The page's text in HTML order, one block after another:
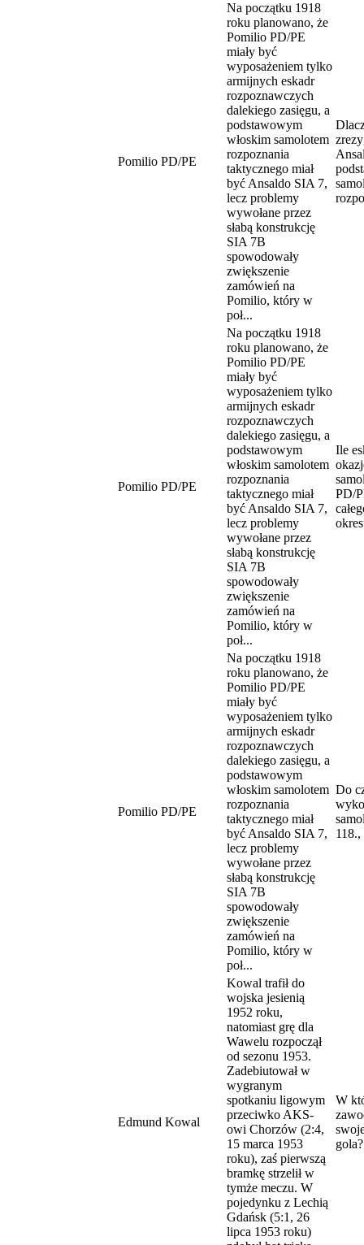
Pomilio PD/PE
Na początku 1918
roku planowano, że
Pomilio PD/PE
miały być
wyposażeniem tylko
armijnych eskadr
rozpoznawczych
dalekiego zasięgu, a
podstawowym
włoskim samolotem
rozpoznania
taktycznego miał
być Ansaldo SIA 7,
lecz problemy
wywołane przez
słabą konstrukcję
SIA 7B
spowodowały
zwiększenie
zamówień na
Pomilio, który w
poł...
Pomilio PD/PE
Na początku 1918
roku planowano, że
Pomilio PD/PE
miały być
wyposażeniem tylko
armijnych eskadr
rozpoznawczych
dalekiego zasięgu, a
podstawowym
włoskim samolotem
rozpoznania
taktycznego miał
być Ansaldo SIA 7,
lecz problemy
wywołane przez
słabą konstrukcję
SIA 7B
spowodowały
zwiększenie
zamówień na
Pomilio, który w
poł...
Ile
PD/
Pomilio PD/PE
Na początku 1918
roku planowano, że
Pomilio PD/PE
miały być
wyposażeniem tylko
armijnych eskadr
rozpoznawczych
dalekiego zasięgu, a
podstawowym
włoskim samolotem
rozpoznania
taktycznego miał
być Ansaldo SIA 7,
lecz problemy
wywołane przez
słabą konstrukcję
SIA 7B
spowodowały
zwiększenie
zamówień na
Pomilio, który w
poł...
Do
Edmund Kowal
Kowal trafił do
wojska jesienią
1952 roku,
natomiast grę dla
Wawelu rozpoczął
od sezonu 1953.
Zadebiutował w
wygranym
spotkaniu ligowym
przeciwko AKS-
owi Chorzów (2:4,
15 marca 1953
roku), zaś pierwszą
bramkę strzelił w
tymże meczu. W
pojedynku z Lechią
Gdańsk (5:1, 26
lipca 1953 roku)
W
gola?